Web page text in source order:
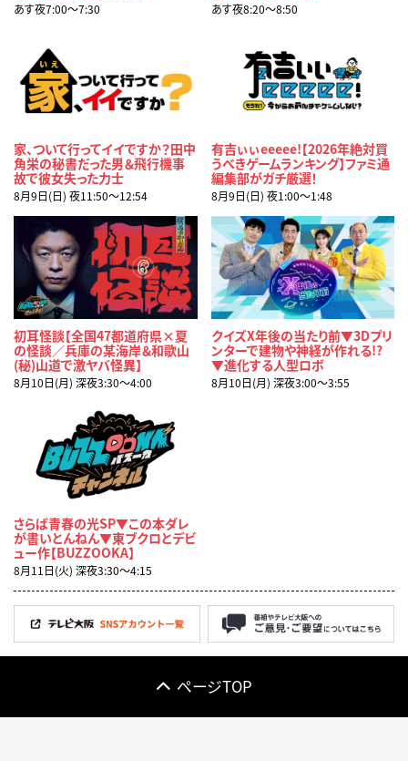
あす夜7:00〜7:30 あす夜8:20〜8:50
家、ついて行ってイイですか？田中
角栄の秘書だった男＆飛行機事
故で彼女失った力士
8月9日(日) 夜11:50〜12:54
有吉ぃぃeeeee!【2026年絶対買
うべきゲームランキング】ファミ通
編集部がガチ厳選！
8月9日(日) 夜1:00〜1:48
初耳怪談【全国47都道府県×夏
の怪談／兵庫の某海岸＆和歌山
(秘)山道で激ヤバ怪異】
8月10日(月) 深夜3:30〜4:00
クイズX年後の当たり前▼3Dプリ
ンターで建物や神経が作れる!?
▼進化する人型ロボ
8月10日(月) 深夜3:00〜3:55
さらば青春の光SP▼この本ダレ
が書いとんねん▼東ブクロとデビ
ュー作【BUZZOOKA】
8月11日(火) 深夜3:30〜4:15
ページTOP